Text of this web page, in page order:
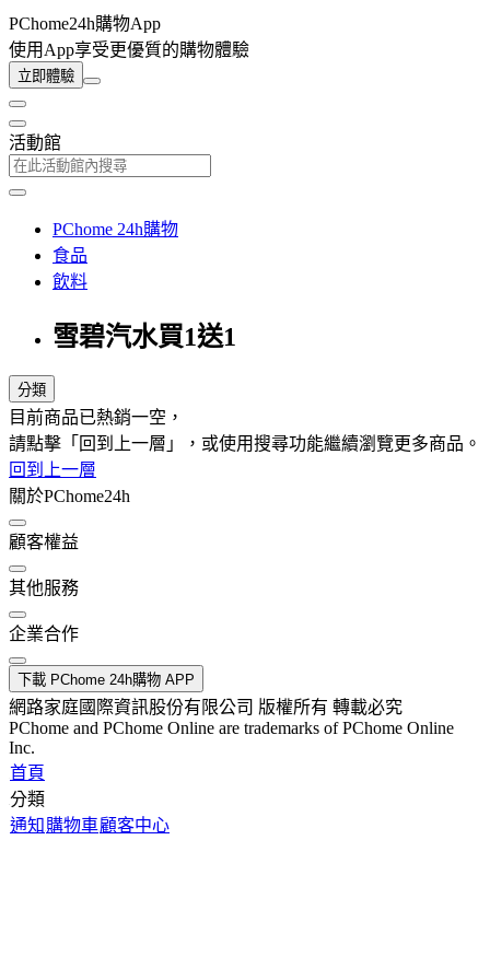
PChome24h購物App
使用App享受更優質的購物體驗
立即體驗
活動館
PChome 24h購物
食品
飲料
雪碧汽水買1送1
分類
目前商品已熱銷一空，
請點擊「回到上一層」，或使用搜尋功能繼續瀏覽更多商品。
回到上一層
關於PChome24h
顧客權益
其他服務
企業合作
下載 PChome 24h購物 APP
網路家庭國際資訊股份有限公司 版權所有 轉載必究
PChome and PChome Online are trademarks of PChome Online
Inc.
首頁
分類
通知 購物車顧客中心